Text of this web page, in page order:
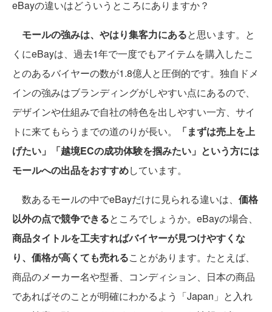
eBayの違いはどういうところにありますか？
モールの強みは、やはり集客力にあると思います。と
くにeBayは、過去1年で一度でもアイテムを購入したこ
とのあるバイヤーの数が1.8億人と圧倒的です。独自ドメ
インの強みはブランディングがしやすい点にあるので、
デザインや仕組みで自社の特色を出しやすい一方、サイ
トに来てもらうまでの道のりが長い。
「まずは売上を上
げたい」「越境ECの成功体験を掴みたい」という方には
モールへの出品をおすすめしています。
数あるモールの中でeBayだけに見られる違いは、 価格
以外の点で競争できるところでしょうか。eBayの場合、
商品タイトルを工夫すればバイヤーが見つけやすくな
り、価格が高くても売れることがあります。たとえば、
商品のメーカー名や型番、コンディション、日本の商品
であればそのことが明確にわかるよう「Japan」と入れ